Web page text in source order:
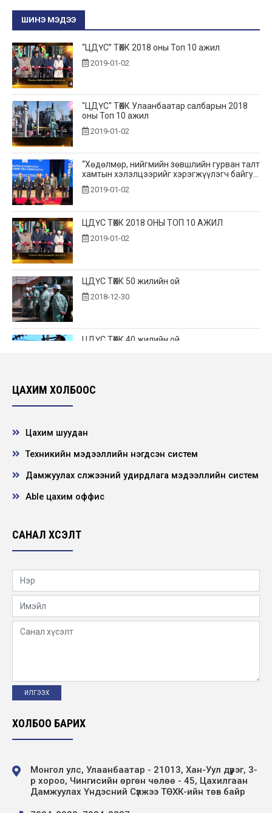
ШИНЭ МЭДЭЭ
“ЦДҮС” ТӨХК 2018 оны Топ 10 ажил
2019-01-02
"ЦДҮС" ТӨХК Улаанбаатар салбарын 2018
оны Топ 10 ажил
2019-01-02
“Хөдөлмөр, нийгмийн зөвшлийн гурван талт
хамтын хэлэлцээрийг хэрэгжүүлэгч байгу...
2019-01-02
ЦДҮС ТӨХК 2018 ОНЫ ТОП 10 АЖИЛ
2019-01-02
ЦДҮС ТӨХК 50 жилийн ой
2018-12-30
ЦДҮС ТӨХК 40 жилийн ой
ЦАХИМ ХОЛБООС
Цахим шуудан
Техникийн мэдээллийн нэгдсэн систем
Дамжуулах сүлжээний удирдлага мэдээллийн систем
Able цахим оффис
САНАЛ ХҮСЭЛТ
ХОЛБОО БАРИХ
Монгол улс, Улаанбаатар - 21013, Хан-Уул дүүрэг, 3-
р хороо, Чингисийн өргөн чөлөө - 45, Цахилгаан
Дамжуулах Үндэсний Сүлжээ ТӨХК-ийн төв байр